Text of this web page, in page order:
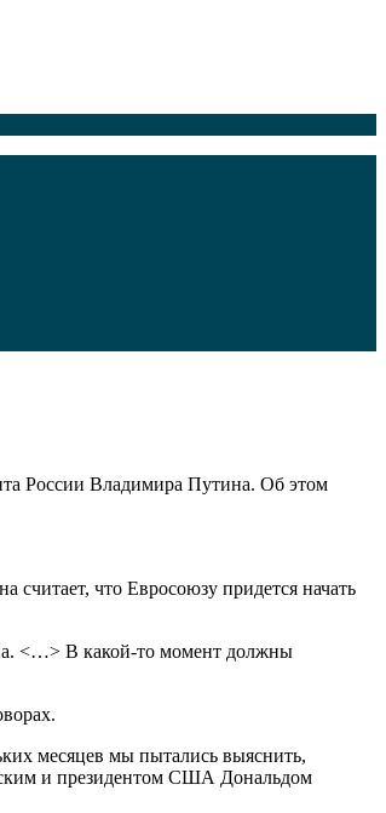
России Владимира Путина. Об этом
что Евросоюзу придется начать
<…> В какой-то момент должны
месяцев мы пытались выяснить,
и президентом США Дональдом